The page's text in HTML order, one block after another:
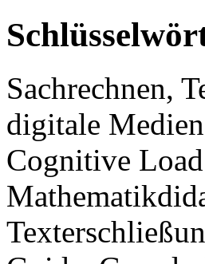
Sachrechnen,
digitale
Cognitive